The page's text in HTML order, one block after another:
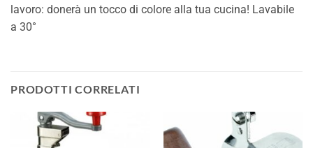
lavoro: donerà un tocco di colore alla tua cucina! Lavabile
a 30°
PRODOTTI CORRELATI